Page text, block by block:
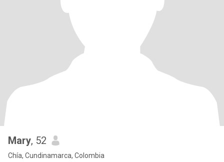
Mary, 52
Chía, Cundinamarca, Colombia